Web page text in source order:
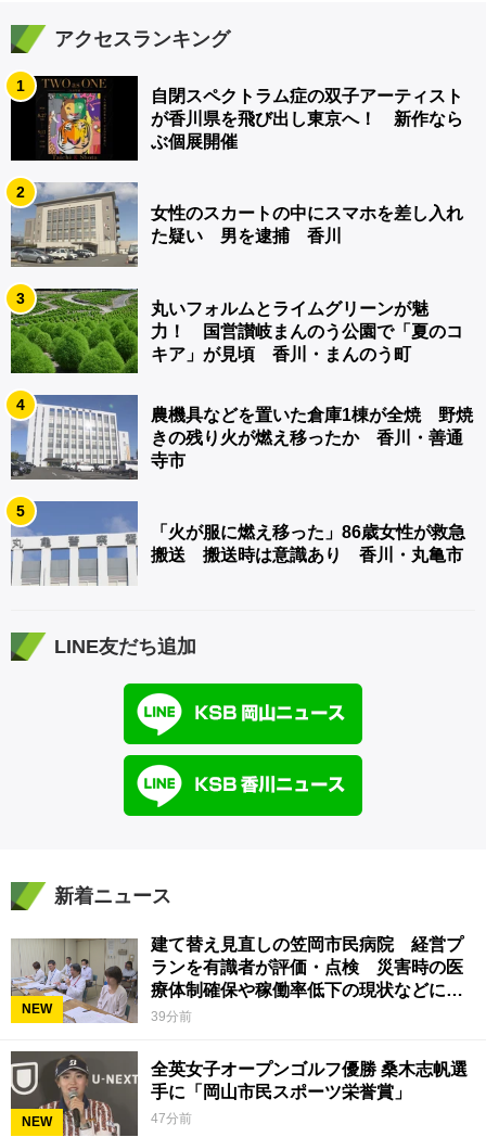
アクセスランキング
1
自閉スペクトラム症の双子アーティスト
が香川県を飛び出し東京へ！ 新作なら
ぶ個展開催
2
女性のスカートの中にスマホを差し入れ
た疑い 男を逮捕 香川
3
丸いフォルムとライムグリーンが魅
力！ 国営讃岐まんのう公園で「夏のコ
キア」が見頃 香川・まんのう町
4
農機具などを置いた倉庫1棟が全焼 野焼
きの残り火が燃え移ったか 香川・善通
寺市
5
「火が服に燃え移った」86歳女性が救急
搬送 搬送時は意識あり 香川・丸亀市
LINE友だち追加
新着ニュース
NEW
建て替え見直しの笠岡市民病院 経営プ
ランを有識者が評価・点検 災害時の医
療体制確保や稼働率低下の現状などに意
見 岡山
39分前
NEW
全英女子オープンゴルフ優勝 桑木志帆選
手に「岡山市民スポーツ栄誉賞」
47分前